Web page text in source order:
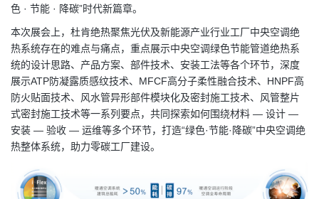
色 · 节能 · 降碳”时代新篇章。
本次展会上，杜肯绝热聚焦光伏及新能源产业行业工厂中央空调绝
热系统存在的难点与痛点，重点展示中央空调绿色节能管道绝热系
统的设计思路、产品方案、部件技术、安装工法等各个环节，深度
展示ATP防凝露质感纹技术、MFCF高分子柔性融合技术、HNPF高
防火贴面技术、风水管异形部件模块化及密封施工技术、风管整片
式密封施工技术等一系列要点，共同探索如何围绕材料 — 设计 —
安装 — 验收 — 运维等多个环节，打造“绿色·节能·降碳”中央空调绝
热整体系统，助力零碳工厂建设。